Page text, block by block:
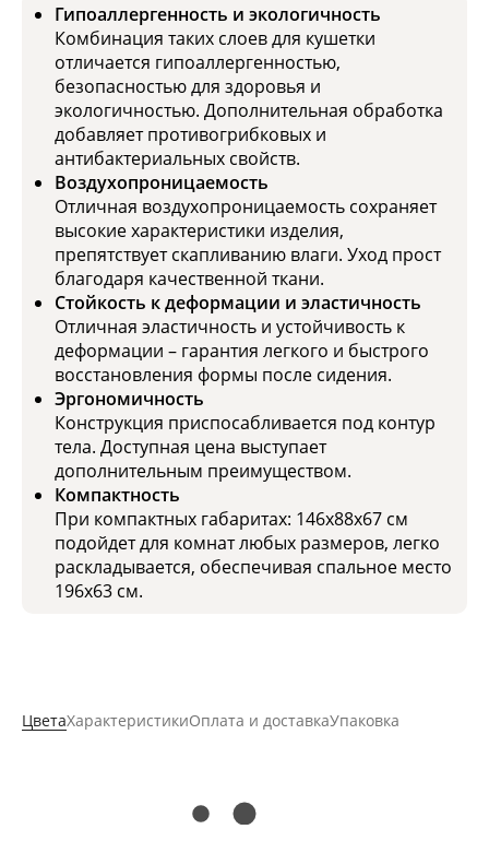
Гипоаллергенность и экологичность
Комбинация таких слоев для кушетки
отличается гипоаллергенностью,
безопасностью для здоровья и
экологичностью. Дополнительная обработка
добавляет противогрибковых и
антибактериальных свойств.
Воздухопроницаемость
Отличная воздухопроницаемость сохраняет
высокие характеристики изделия,
препятствует скапливанию влаги. Уход прост
благодаря качественной ткани.
Стойкость к деформации и эластичность
Отличная эластичность и устойчивость к
деформации – гарантия легкого и быстрого
восстановления формы после сидения.
Эргономичность
Конструкция приспосабливается под контур
тела. Доступная цена выступает
дополнительным преимуществом.
Компактность
При компактных габаритах: 146x88х67 см
подойдет для комнат любых размеров, легко
раскладывается, обеспечивая спальное место
196х63 см.
ЦветаХарактеристикиОплата и доставкаУпаковка